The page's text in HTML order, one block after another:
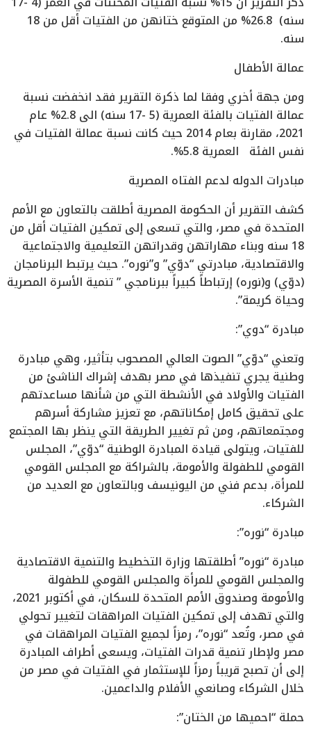
سنه) 26.8% من المتوقع ختانهن من الفتيات أقل من 18
سنه.
عمالة الأطفال
ومن جهة أخري وفقا لما ذكرة التقرير فقد انخفضت نسبة
عمالة الفتيات بالفئة العمرية (5 -17 سنه) الى 2.8% عام
2021، مقارنة بعام 2014 حيث كانت نسبة عمالة الفتيات في
نفس الفئة العمرية 5.8%.
مبادرات الدوله لدعم الفتاه المصرية
كشف التقرير أن الحكومة المصرية أطلقت بالتعاون مع الأمم
المتحدة في مصر، والتي تسعى إلى تمكين الفتيات أقل من
18 سنه وبناء مهاراتهن وقدراتهن التعليمية والاجتماعية
والاقتصادية، مبادرتي “دوّي” و”نوره”. حيث يرتبط البرنامجان
(دوّي) و(نوره) إرتباطاً كبيراً ببرنامجي ” تنمية الأسرة المصرية
وحياة كريمة”.
مبادرة “دوي”:
وتعني “دوّي” الصوت العالي المصحوب بتأثير، وهي مبادرة
وطنية يجري تنفيذها في مصر بهدف إشراك الناشئ من
الفتيات والأولاد في الأنشطة التي من شأنها مساعدتهم
على تحقيق كامل إمكاناتهم، مع تعزيز مشاركة أسرهم
ومجتمعاتهم، ومن ثم تغيير الطريقة التي ينظر بها المجتمع
للفتيات، ويتولى قيادة المبادرة الوطنية “دوّي”، المجلس
القومي للطفولة والأمومة، بالشراكة مع المجلس القومي
للمرأة، بدعم فني من اليونيسف وبالتعاون مع العديد من
الشركاء.
مبادرة “نوره”:
مبادرة “نوره” أطلقتها وزارة التخطيط والتنمية الاقتصادية
والمجلس القومي للمرأة والمجلس القومي للطفولة
والأمومة وصندوق الأمم المتحدة للسكان، في أكتوبر 2021،
والتي تهدف إلى تمكين الفتيات المراهقات لتغيير تحولي
في مصر، وتُعد “نوره”، رمزاً لجميع الفتيات المراهقات في
مصر ولإطار تنمية قدرات الفتيات، ويسعى أطراف المبادرة
إلى أن تصبح قريباً رمزاً للإستثمار في الفتيات في مصر من
خلال الشركاء وصانعي الأفلام والداعمين.
حملة “احميها من الختان”: